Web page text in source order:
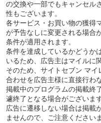
の交換や一部でもキャンセル
性もございます。
各サービス・お買い物の獲得
が予告なしに変更される場合
条件が適用されます。
条件を達成しているかどうか
いるため、広告主はマイルに
そのため、サイトセブン マ
合わせを広告主様に直接行わ
掲載中のプログラムの掲載終
遽終了となる場合がございます
広告に遷移しない場合は掲載
ませんので、ご注意ください